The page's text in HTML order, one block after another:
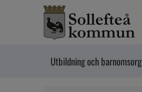
Hoppa till innehåll
Utbildning och barnomsorg